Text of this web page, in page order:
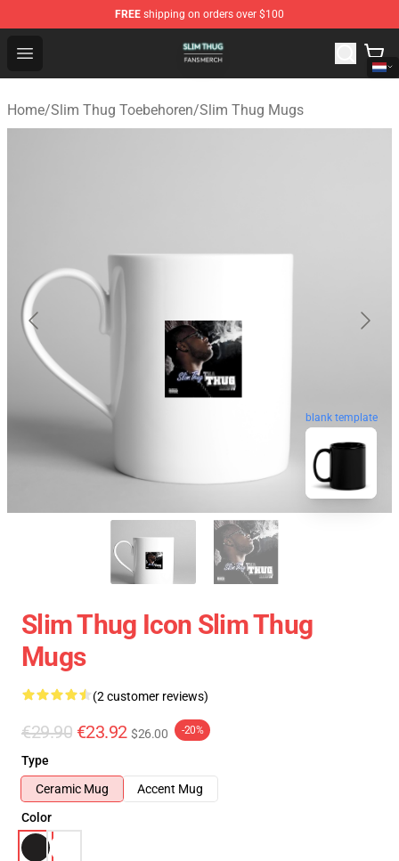
FREE shipping on orders over $100
Open menu
Slim Thug Shop - Official Slim Thug Merchandise Store
Home/Slim Thug Toebehoren/Slim Thug Mugs
blank template
Slim Thug Icon Slim Thug
Mugs
(2 customer reviews)
€29.90 €23.92 $26.00 -20%
Type
Ceramic Mug
Accent Mug
Color